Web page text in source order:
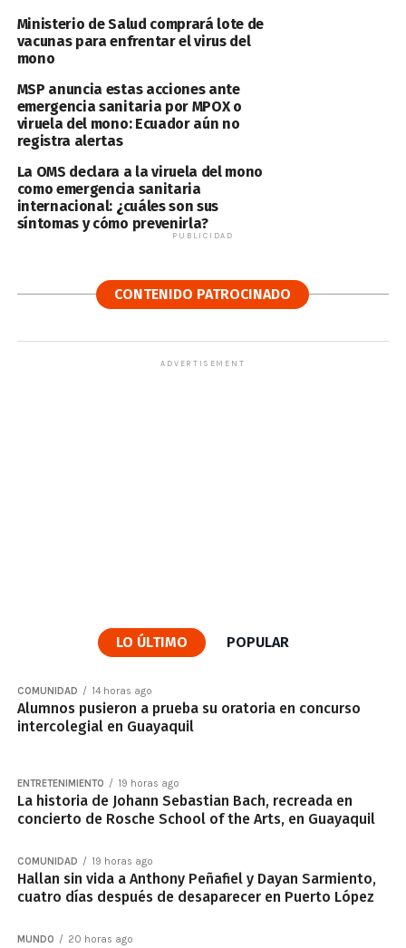
Ministerio de Salud comprará lote de
vacunas para enfrentar el virus del
mono
MSP anuncia estas acciones ante
emergencia sanitaria por MPOX o
viruela del mono: Ecuador aún no
registra alertas
La OMS declara a la viruela del mono
como emergencia sanitaria
internacional: ¿cuáles son sus
síntomas y cómo prevenirla?
PUBLICIDAD
CONTENIDO PATROCINADO
ADVERTISEMENT
LO ÚLTIMO POPULAR
COMUNIDAD 14 horas ago
Alumnos pusieron a prueba su oratoria en concurso
intercolegial en Guayaquil
ENTRETENIMIENTO 19 horas ago
La historia de Johann Sebastian Bach, recreada en
concierto de Rosche School of the Arts, en Guayaquil
COMUNIDAD 19 horas ago
Hallan sin vida a Anthony Peñafiel y Dayan Sarmiento,
cuatro días después de desaparecer en Puerto López
MUNDO 20 horas ago